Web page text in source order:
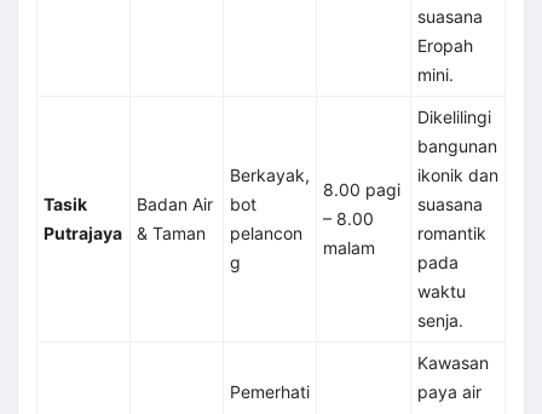
suasana
Eropah
mini.
Tasik
Putrajaya
Badan Air
& Taman
Berkayak,
bot
pelancon
g
8.00 pagi
– 8.00
malam
Dikelilingi
bangunan
ikonik dan
suasana
romantik
pada
waktu
senja.
Pemerhati
Kawasan
paya air